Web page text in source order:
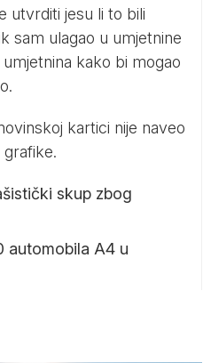
utvrditi jesu li to bili
sam ulagao u umjetnine
kako bi mogao
kartici nije naveo
skup zbog
automobila A4 u